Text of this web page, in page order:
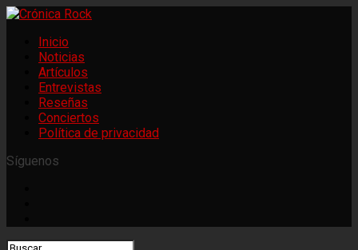
Inicio
Noticias
Artículos
Entrevistas
Reseñas
Conciertos
Política de privacidad
Síguenos